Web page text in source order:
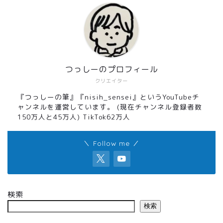
クリエイター
つっしーのプロフィール
『つっしーの筆』『nisih_sensei』というYouTubeチ
ャンネルを運営しています。 (現在チャンネル登録者数
150万人と45万人) TikTok62万人
＼ Follow me ／
検索
検索